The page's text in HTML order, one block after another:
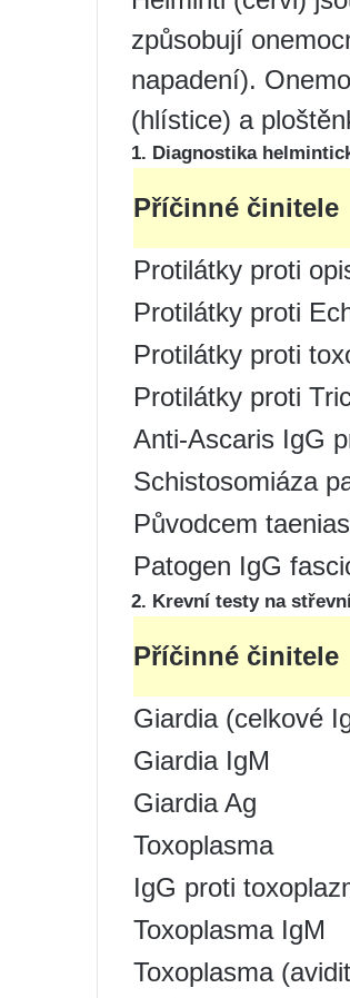
způsobují
napadení).
(hlístice) a
1. Diagnostika
Příčinné činitele
Protilátky proti
Protilátky proti
Protilátky proti
Protilátky proti
Anti-Ascaris IgG
Schistosomiáza
Původcem
Patogen IgG
2. Krevní testy na
Příčinné činitele
Giardia (celkové
Giardia IgM
Giardia Ag
Toxoplasma
IgG proti
Toxoplasma IgM
Toxoplasma